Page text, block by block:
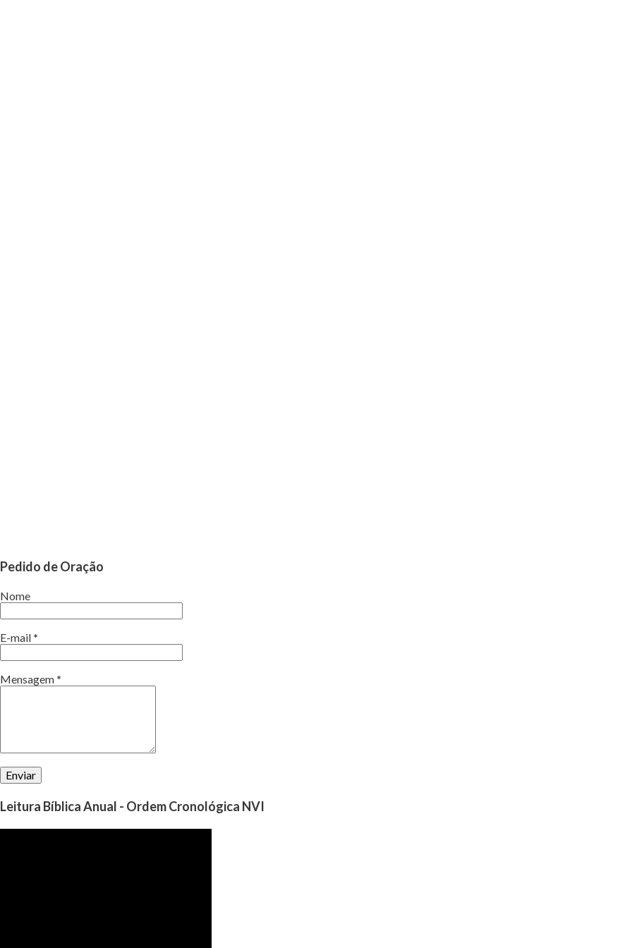
Pedido de Oração
Nome
E-mail *
Mensagem *
Leitura Bíblica Anual - Ordem Cronológica NVI